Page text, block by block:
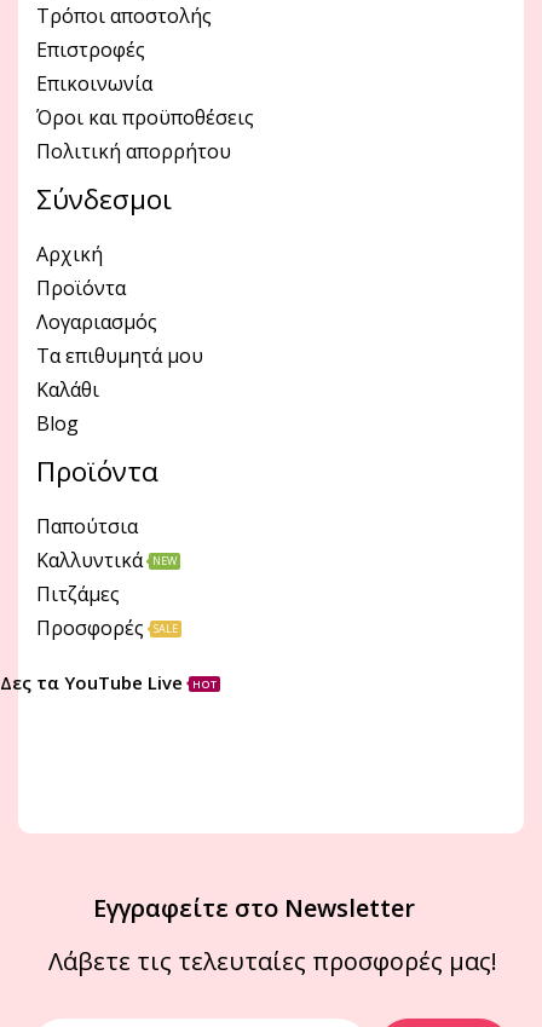
Τρόποι αποστολής
Επιστροφές
Επικοινωνία
Όροι και προϋποθέσεις
Πολιτική απορρήτου
Σύνδεσμοι
Αρχική
Προϊόντα
Λογαριασμός
Τα επιθυμητά μου
Καλάθι
Blog
Προϊόντα
Παπούτσια
Καλλυντικά
NEW
Πιτζάμες
Προσφορές
SALE
Δες τα YouTube Live HOT
Εγγραφείτε στο Newsletter
Λάβετε τις τελευταίες προσφορές μας!